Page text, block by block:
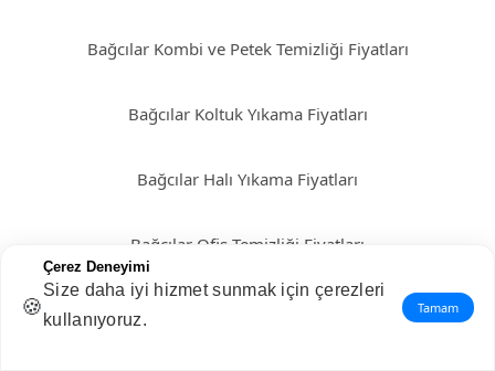
Bağcılar Kombi ve Petek Temizliği Fiyatları
Bağcılar Koltuk Yıkama Fiyatları
Bağcılar Halı Yıkama Fiyatları
Bağcılar Ofis Temizliği Fiyatları
🍪
Çerez Deneyimi
Size daha iyi hizmet sunmak için çerezleri
kullanıyoruz.
Tamam